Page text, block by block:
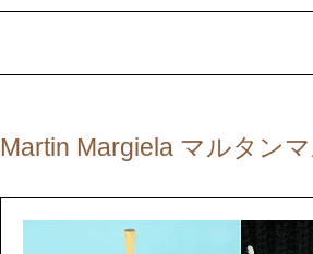
Martin Margiela マルタン